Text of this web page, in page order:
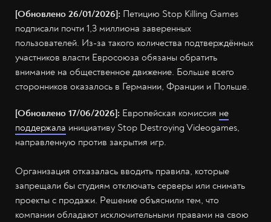
[Обновлено 26/01/2026]: Петицию Stop Killing Games
подписали почти 1,3 миллиона заверенных
пользователей. Из-за такого количества подтверждённых
участников власти Евросоюза обязаны обратить
внимание на общественное движение. Больше всего
сторонников оказалось в Германии, Франции и Польше.
[Обновлено 17/06/2026]: Европейская комиссия не
поддержала инициативу Stop Destroying Videogames,
направленную против закрытия игр.
Организация отказалась вводить правила, которые
запрещали бы студиям отключать серверы или снимать
проекты с продажи. Решение объяснили тем, что
компании обладают исключительными правами на свою